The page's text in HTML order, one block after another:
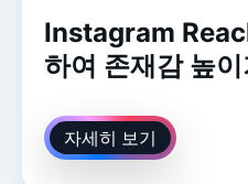
Instagram
하여 존재감 높이
자세히 보기